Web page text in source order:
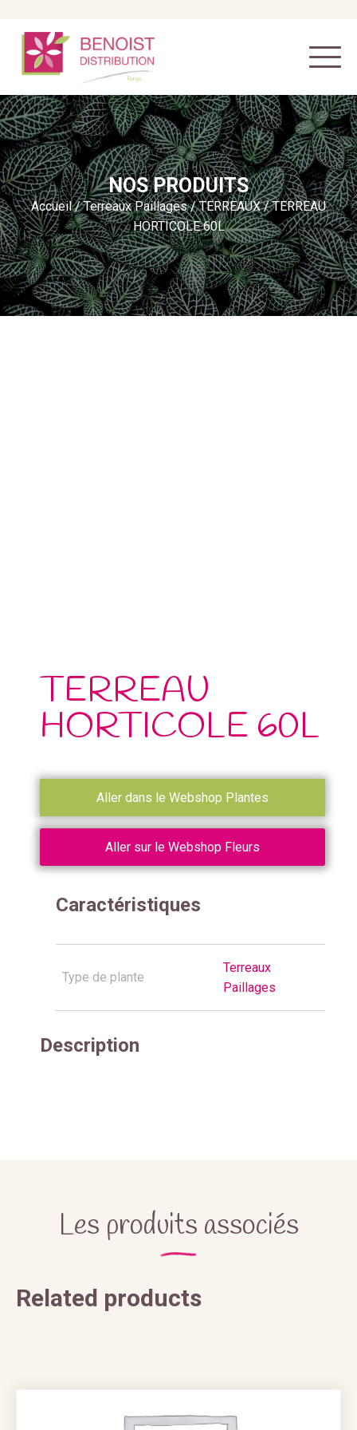
NOS PRODUITS
Accueil/Terreaux Paillages/TERREAUX/ TERREAU
HORTICOLE 60L
TERREAU
HORTICOLE 60L
Aller dans le Webshop Plantes
Aller sur le Webshop Fleurs
Caractéristiques
Type de plante
Terreaux
Paillages
Description
Les produits associés
Related products